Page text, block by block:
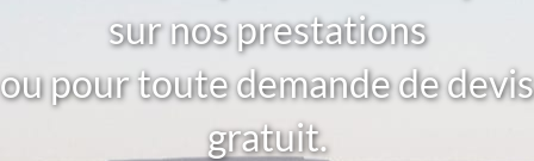
sur nos prestations
ou pour toute demande de devis
gratuit.